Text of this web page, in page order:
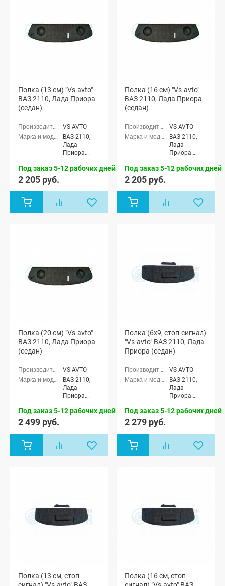
Полка (13 см) "Vs-avto"
ВАЗ 2110, Лада Приора
(седан)
VS-AVTO
ВАЗ 2110,
Лада
Приора
2170)
Под заказ 5-12 рабочих дней
2 205 руб.
Полка (16 см) "Vs-avto"
ВАЗ 2110, Лада Приора
(седан)
VS-AVTO
ВАЗ 2110,
Лада
Приора
2170)
Под заказ 5-12 рабочих дней
2 205 руб.
Полка (20 см) "Vs-avto"
ВАЗ 2110, Лада Приора
(седан)
VS-AVTO
ВАЗ 2110,
Лада
Приора
2170)
Под заказ 5-12 рабочих дней
2 499 руб.
Полка (6x9, стоп-сигнал)
"Vs-avto" ВАЗ 2110, Лада
Приора (седан)
VS-AVTO
ВАЗ 2110,
Лада
Приора
2170)
Под заказ 5-12 рабочих дней
2 279 руб.
Полка (13 см, стоп-
Полка (16 см, стоп-